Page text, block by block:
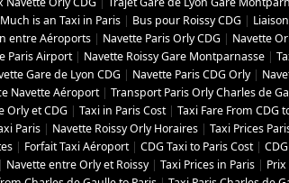
is an Taxi in Paris | Bus pour Roissy CDG |
entre Aéroports | Navette Paris Orly CDG | Navette
Paris Airport| Navette Roissy Gare Montparnasse |
Gare de Lyon CDG | Navette Paris CDG Orly|
Navette Aéroport| Transport Paris Orly Charles de
Orly et CDG | Taxi in Paris Cost| Taxi Fare From CDG
Paris | Navette Roissy Orly Horaires | Taxi Prices
| Forfait Taxi Aéroport| CDG Taxi to Paris Cost|
| Navette entre Orly et Roissy| Taxi Prices in Paris |